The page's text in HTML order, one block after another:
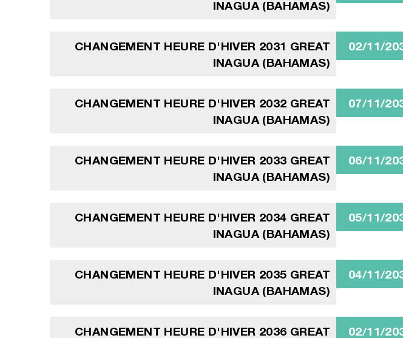
INAGUA (BAHAMAS)
CHANGEMENT HEURE D'HIVER 2031 GREAT
INAGUA (BAHAMAS)
02/11/
CHANGEMENT HEURE D'HIVER 2032 GREAT
INAGUA (BAHAMAS)
07/11/
CHANGEMENT HEURE D'HIVER 2033 GREAT
INAGUA (BAHAMAS)
06/11/
CHANGEMENT HEURE D'HIVER 2034 GREAT
INAGUA (BAHAMAS)
05/11/
CHANGEMENT HEURE D'HIVER 2035 GREAT
INAGUA (BAHAMAS)
04/11/
CHANGEMENT HEURE D'HIVER 2036 GREAT
02/11/